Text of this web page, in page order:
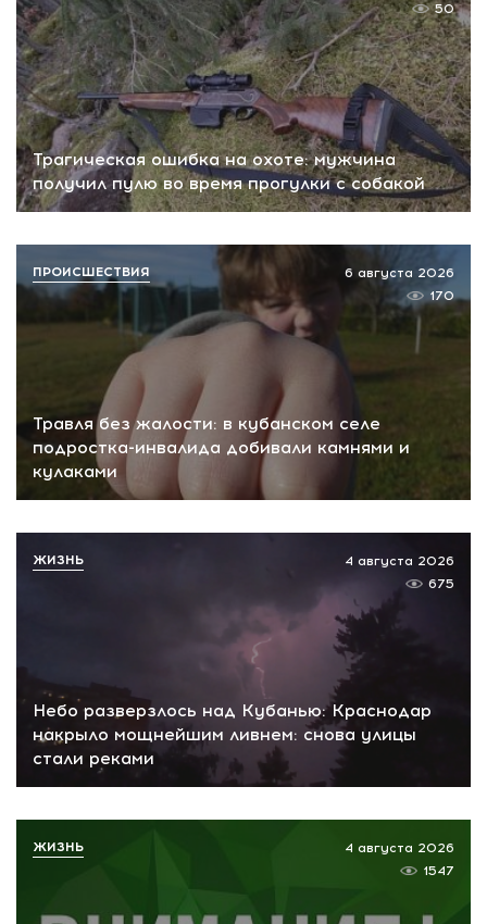
Трагическая ошибка на охоте: мужчина
получил пулю во время прогулки с собакой
50
Травля без жалости: в кубанском селе
подростка-инвалида добивали камнями и
кулаками
6 августа 2026
170
ПРОИСШЕСТВИЯ
Небо разверзлось над Кубанью: Краснодар
накрыло мощнейшим ливнем: снова улицы
стали реками
4 августа 2026
675
ЖИЗНЬ
4 августа 2026
1547
ЖИЗНЬ